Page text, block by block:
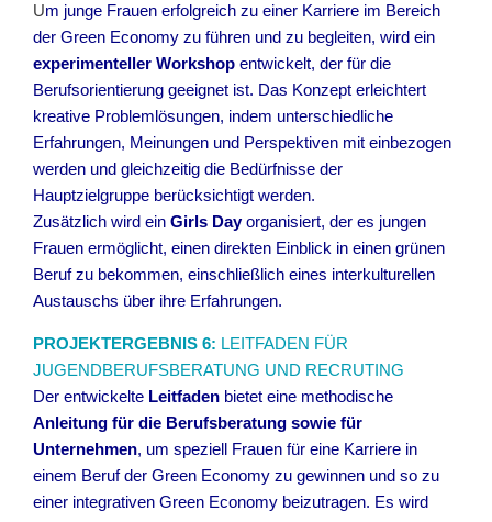
Um junge Frauen erfolgreich zu einer Karriere im Bereich
der Green Economy zu führen und zu begleiten, wird ein
experimenteller Workshop entwickelt, der für die
Berufsorientierung geeignet ist. Das Konzept erleichtert
kreative Problemlösungen, indem unterschiedliche
Erfahrungen, Meinungen und Perspektiven mit einbezogen
werden und gleichzeitig die Bedürfnisse der
Hauptzielgruppe berücksichtigt werden.
Zusätzlich wird ein Girls Dayorganisiert, der es jungen
Frauen ermöglicht, einen direkten Einblick in einen grünen
Beruf zu bekommen, einschließlich eines interkulturellen
Austauschs über ihre Erfahrungen.
PROJEKTERGEBNIS 6: LEITFADEN FÜR
JUGENDBERUFSBERATUNG UND RECRUTING
Der entwickelte Leitfaden bietet eine methodische
Anleitung für die Berufsberatung sowie für
Unternehmen, um speziell Frauen für eine Karriere in
einem Beruf der Green Economy zu gewinnen und so zu
einer integrativen Green Economy beizutragen. Es wird